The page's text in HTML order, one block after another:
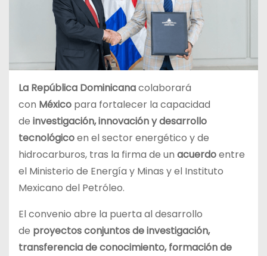
La República Dominicanacolaborará
con México para fortalecer la capacidad
de investigación, innovación y desarrollo
tecnológicoen el sector energético y de
hidrocarburos, tras la firma de un acuerdoentre
el Ministerio de Energía y Minas y el Instituto
Mexicano del Petróleo.
El convenio abre la puerta al desarrollo
de proyectos conjuntosde investigación,
transferencia de conocimiento, formación de